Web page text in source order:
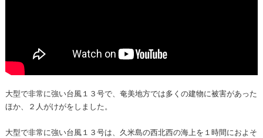
大型で非常に強い台風１３号で、奄美地方では多くの建物に被害があった
ほか、２人がけがをしました。
大型で非常に強い台風１３号は、久米島の西北西の海上を１時間におよそ